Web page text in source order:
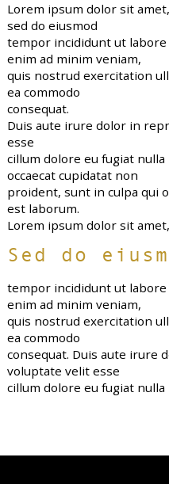
Lorem ipsum dolor sit
sed do eiusmod
tempor incididunt ut labore
enim ad minim veniam,
quis nostrud exercitation
ea commodo
consequat.
Duis aute irure dolor in
esse
cillum dolore eu fugiat
occaecat cupidatat non
proident, sunt in culpa qui
est laborum.
Lorem ipsum dolor sit
Sed do
tempor incididunt ut labore
enim ad minim veniam,
quis nostrud exercitation
ea commodo
consequat. Duis aute irure
voluptate velit esse
cillum dolore eu fugiat